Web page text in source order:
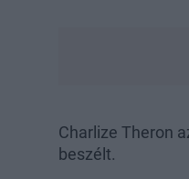
Charlize Theron
beszélt.